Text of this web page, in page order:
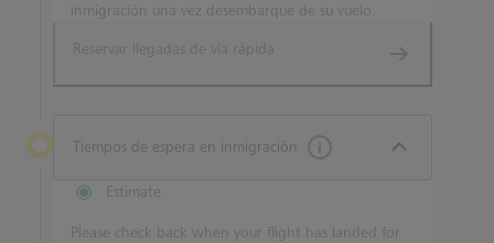
inmigración una vez desembarque de su vuelo.
Reservar llegadas de vía rápida
Tiempos de espera en inmigración
Estimate
Please check back when your flight has landed for